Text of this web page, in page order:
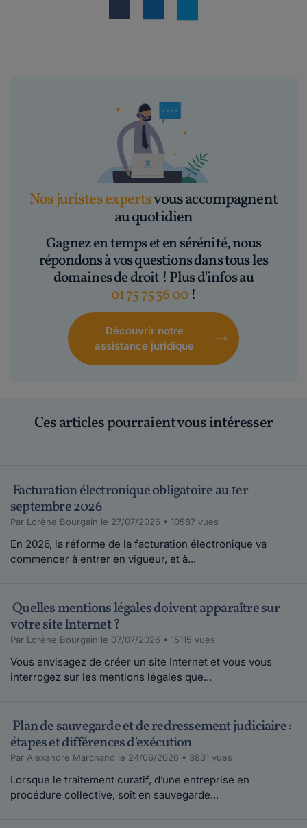
Nos juristes expertsvous accompagnent
au quotidien
Gagnez en temps et en sérénité, nous
répondons à vos questions dans tous les
domaines de droit ! Plus d'infos au
01 75 75 36 00 !
Découvrir notre
assistance juridique
Ces articles pourraient vous intéresser
Facturation électronique obligatoire au 1er
septembre 2026
Par Lorène Bourgain le 27/07/2026 • 10587 vues
En 2026, la réforme de la facturation électronique va
commencer à entrer en vigueur, et à...
Quelles mentions légales doivent apparaître sur
votre site Internet ?
Par Lorène Bourgain le 07/07/2026 • 15115 vues
Vous envisagez de créer un site Internet et vous vous
interrogez sur les mentions légales que...
Plan de sauvegarde et de redressement judiciaire :
étapes et différences d'exécution
Par Alexandre Marchand le 24/06/2026 • 3831 vues
Lorsque le traitement curatif, d’une entreprise en
procédure collective, soit en sauvegarde...